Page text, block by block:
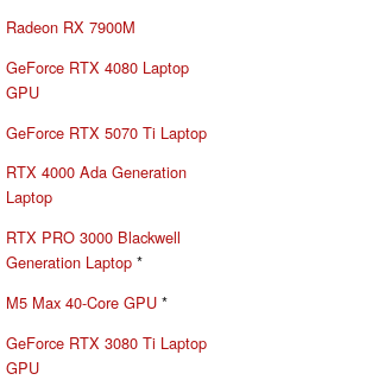
Radeon RX 7900M
GeForce RTX 4080 Laptop
GPU
GeForce RTX 5070 Ti Laptop
RTX 4000 Ada Generation
Laptop
RTX PRO 3000 Blackwell
Generation Laptop *
M5 Max 40-Core GPU *
GeForce RTX 3080 Ti Laptop
GPU